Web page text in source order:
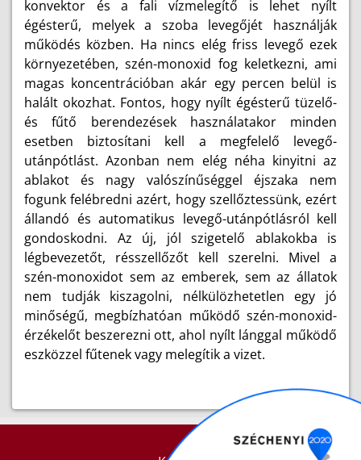
konvektor és a fali vízmelegítő is lehet nyílt
égésterű, melyek a szoba levegőjét használják
működés közben. Ha nincs elég friss levegő ezek
környezetében, szén-monoxid fog keletkezni, ami
magas koncentrációban akár egy percen belül is
halált okozhat. Fontos, hogy nyílt égésterű tüzelő-
és fűtő berendezések használatakor minden
esetben biztosítani kell a megfelelő levegő-
utánpótlást. Azonban nem elég néha kinyitni az
ablakot és nagy valószínűséggel éjszaka nem
fogunk felébredni azért, hogy szellőztessünk, ezért
állandó és automatikus levegő-utánpótlásról kell
gondoskodni. Az új, jól szigetelő ablakokba is
légbevezetőt, résszellőzőt kell szerelni. Mivel a
szén-monoxidot sem az emberek, sem az állatok
nem tudják kiszagolni, nélkülözhetetlen egy jó
minőségű, megbízhatóan működő szén-monoxid-
érzékelőt beszerezni ott, ahol nyílt lánggal működő
eszközzel fűtenek vagy melegítik a vizet.